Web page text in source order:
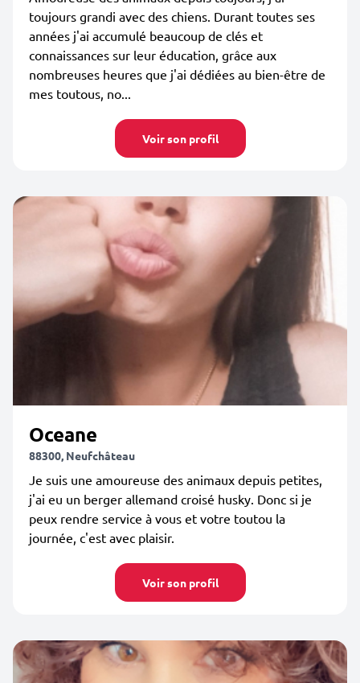
toujours grandi avec des chiens. Durant toutes ses
années j'ai accumulé beaucoup de clés et
connaissances sur leur éducation, grâce aux
nombreuses heures que j'ai dédiées au bien-être de
mes toutous, no...
Voir son profil
Oceane
88300, Neufchâteau
Je suis une amoureuse des animaux depuis petites,
j'ai eu un berger allemand croisé husky. Donc si je
peux rendre service à vous et votre toutou la
journée, c'est avec plaisir.
Voir son profil